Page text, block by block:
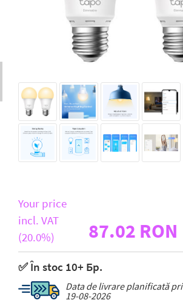
Your price
incl. VAT
(20.0%)
87.02 RON
✅ În stoc 10+ Бр.
Data de livrare planificată
19-08-2026